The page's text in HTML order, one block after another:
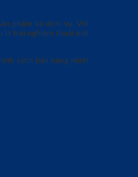
phẩm và dịch vụ. Với
là trải nghiệm thoải mái
sách bán hàng minh